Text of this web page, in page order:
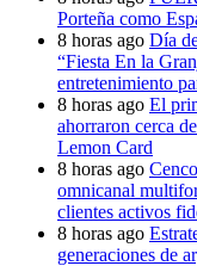
Porteña como
8 horas ago Día
“Fiesta En la
entretenimiento
8 horas ago El
ahorraron cerca
Lemon Card
8 horas ago
omnicanal
clientes activos
8 horas ago
generaciones de